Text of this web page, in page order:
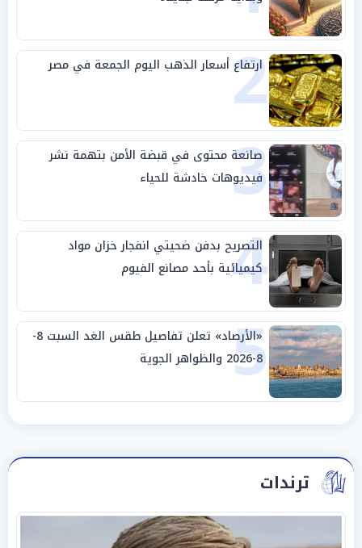
2
ارتفاع أسعار الذهب اليوم الجمعة في مصر
3
صانعة محتوى في قبضة الأمن بتهمة نشر
فيديوهات خادشة للحياء
4
التصريح بدفن ضحيتي انفجار خزان مواد
كيميائية بأحد مصانع الفيوم
5
«الأرصاد» تعلن تفاصيل طقس الغد السبت 8-
8-2026 والظواهر الجوية
ترندات